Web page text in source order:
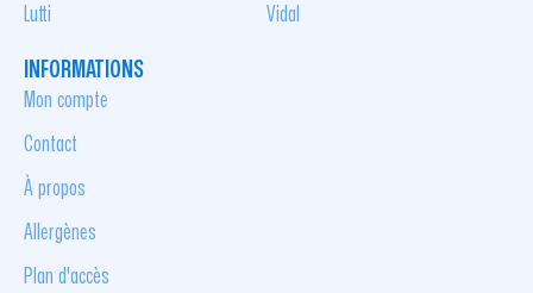
Lutti Vidal
INFORMATIONS
Mon compte
Contact
À propos
Allergènes
Plan d'accès